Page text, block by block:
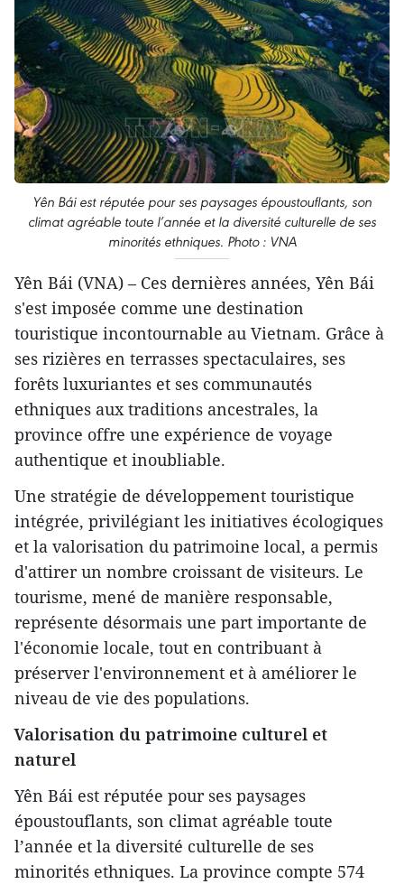
Yên Bái est réputée pour ses paysages époustouflants, son
climat agréable toute l’année et la diversité culturelle de ses
minorités ethniques. Photo : VNA
Yên Bái (VNA) – Ces dernières années, Yên Bái
s'est imposée comme une destination
touristique incontournable au Vietnam. Grâce à
ses rizières en terrasses spectaculaires, ses
forêts luxuriantes et ses communautés
ethniques aux traditions ancestrales, la
province offre une expérience de voyage
authentique et inoubliable.
Une stratégie de développement touristique
intégrée, privilégiant les initiatives écologiques
et la valorisation du patrimoine local, a permis
d'attirer un nombre croissant de visiteurs. Le
tourisme, mené de manière responsable,
représente désormais une part importante de
l'économie locale, tout en contribuant à
préserver l'environnement et à améliorer le
niveau de vie des populations.
Valorisation du patrimoine culturel et
naturel
Yên Bái est réputée pour ses paysages
époustouflants, son climat agréable toute
l’année et la diversité culturelle de ses
minorités ethniques. La province compte 574